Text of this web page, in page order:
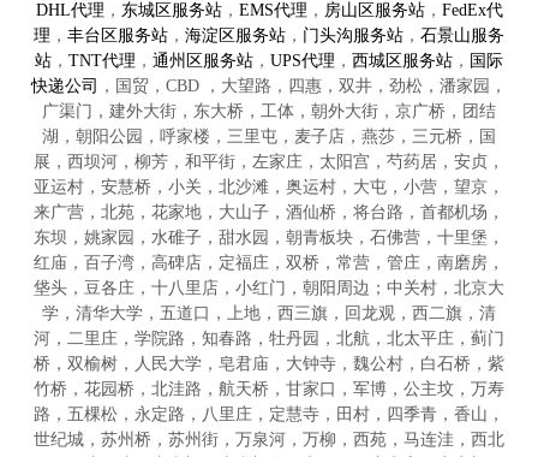
DHL代理 ， 东城区服务站， EMS代理 ， 房山区服务站， FedEx代
理 ， 丰台区服务站 ， 海淀区服务站 ， 门头沟服务站 ， 石景山服务
站 ， TNT代理 ， 通州区服务站 ， UPS代理 ， 西城区服务站 ， 国际
快递公司
，国贸，CBD ，大望路，四惠，双井，劲松，潘家园，
广渠门，建外大街，东大桥，工体，朝外大街，京广桥，团结
湖，朝阳公园，呼家楼，三里屯，麦子店，燕莎，三元桥，国
展，西坝河，柳芳，和平街，左家庄，太阳宫，芍药居，安贞，
亚运村，安慧桥，小关，北沙滩，奥运村，大屯，小营，望京，
来广营，北苑，花家地，大山子，酒仙桥，将台路，首都机场，
东坝，姚家园，水碓子，甜水园，朝青板块，石佛营，十里堡，
红庙，百子湾，高碑店，定福庄，双桥，常营，管庄，南磨房，
垡头，豆各庄，十八里店，小红门，朝阳周边；中关村，北京大
学，清华大学，五道口，上地，西三旗，回龙观，西二旗，清
河，二里庄，学院路，知春路，牡丹园，北航，北太平庄，蓟门
桥，双榆树，人民大学，皂君庙，大钟寺，魏公村，白石桥，紫
竹桥，花园桥，北洼路，航天桥，甘家口，军博，公主坟，万寿
路，五棵松，永定路，八里庄，定慧寺，田村，四季青，香山，
世纪城，苏州桥，苏州街，万泉河，万柳，西苑，马连洼，西北